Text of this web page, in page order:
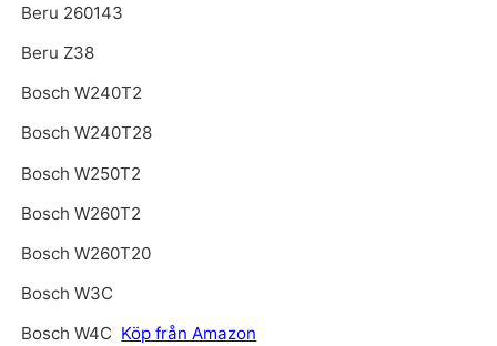
Beru 260143
Beru Z38
Bosch W240T2
Bosch W240T28
Bosch W250T2
Bosch W260T2
Bosch W260T20
Bosch W3C
Bosch W4C Köp från Amazon